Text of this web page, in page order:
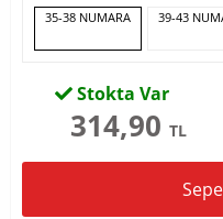
35-38 NUMARA 39-43
Stokta Var
314,90 TL